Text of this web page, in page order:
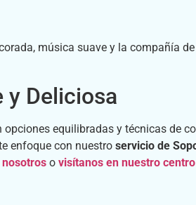
música suave y la compañía
y Deliciosa
equilibradas y técnicas de
enfoque con nuestro servicio de
o visítanos en nuestro centro